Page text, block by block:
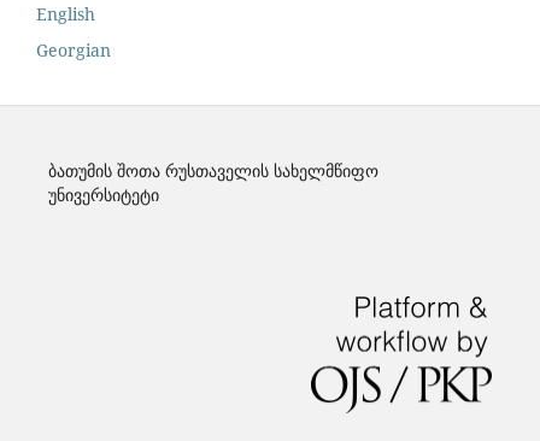
English
Georgian
ბათუმის შოთა რუსთაველის სახელმწიფო
უნივერსიტეტი